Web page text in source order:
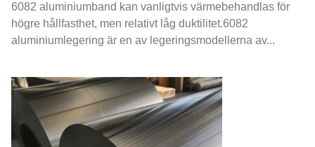
6082 aluminiumband kan vanligtvis värmebehandlas för
högre hållfasthet, men relativt låg duktilitet.6082
aluminiumlegering är en av legeringsmodellerna av...